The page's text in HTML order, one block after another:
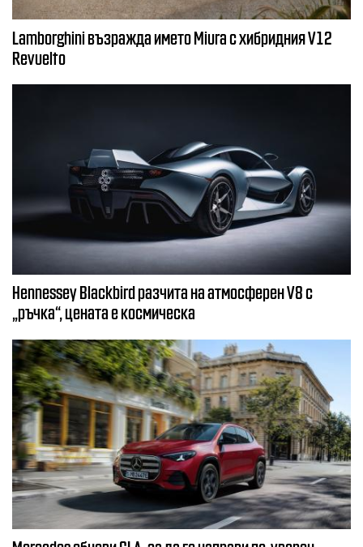
Lamborghini възражда името Miura с хибридния V12
Revuelto
Hennessey Blackbird разчита на атмосферен V8 с
„ръчка“, цената е космическа